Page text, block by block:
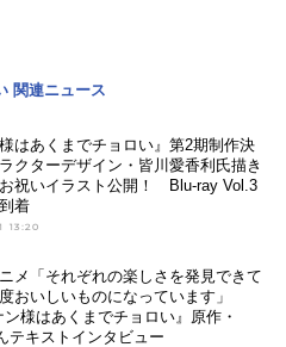
関連ニュース
様はあくまでチョロい』第2期制作決
クターデザイン・皆川愛香利氏描き
祝いイラスト公開！ Blu-ray Vol.3
着
13:20
メ「それぞれの楽しさを発見できて
おいしいものになっています」
様はあくまでチョロい』原作・
テキストインタビュー